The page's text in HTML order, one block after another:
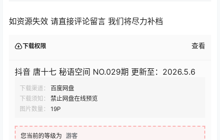
如资源失效 请直接评论留言 我们将尽力补档
下载权限 查看
抖音 唐十七 秘语空间 NO.029期 更新至：2026.5.6
下载渠道：
百度网盘
下载须知：
禁止网盘在线预览
图片数量：
19P
您当前的等级为 游客